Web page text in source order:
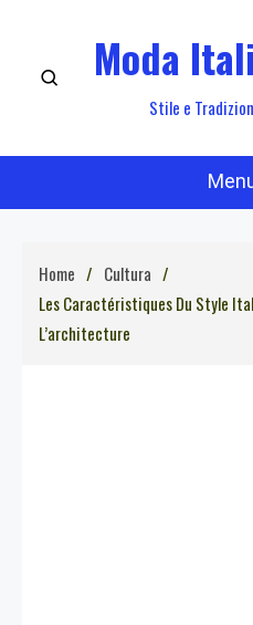
content
Moda
Stile e
Home
Cultura
Les Caractéristiques Du Style
L’architecture